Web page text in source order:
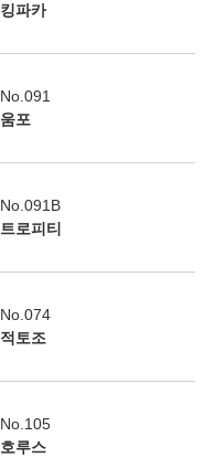
킹파카
No.091
움포
No.091B
트로피티
No.074
적토조
No.105
호루스